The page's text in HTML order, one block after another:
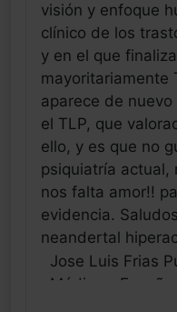
visión y enfoque
clínico de los
y en el que
mayoritariamente
aparece de
el TLP, que
ello, y es que no
psiquiatría actual,
nos falta amor!!
evidencia.
neandertal
Jose Luis Frias
Médico - España